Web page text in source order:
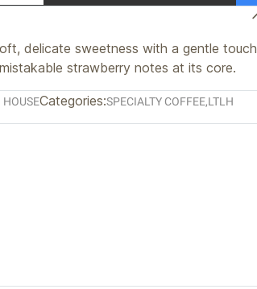
delicate sweetness with a gentle touch
strawberry notes at its core.
HOUSECategories:SPECIALTY COFFEE,LTLH